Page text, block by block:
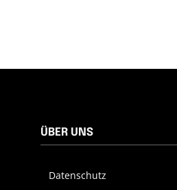
ÜBER UNS
Datenschutz